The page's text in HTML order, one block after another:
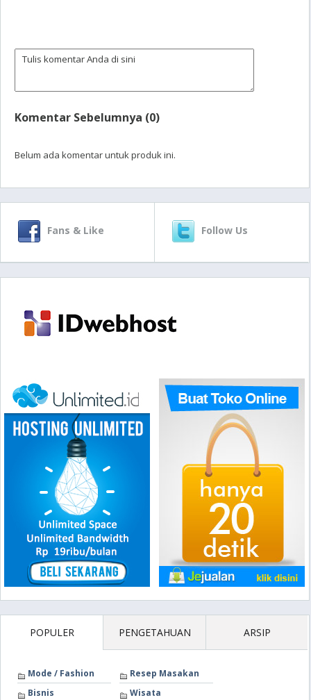
Komentar Sebelumnya (0)
Belum ada komentar untuk produk ini.
Fans & Like Follow Us
POPULER PENGETAHUAN ARSIP
Mode / Fashion
Resep Masakan
Bisnis
Wisata